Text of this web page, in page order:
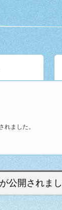
ました。
公開されまし